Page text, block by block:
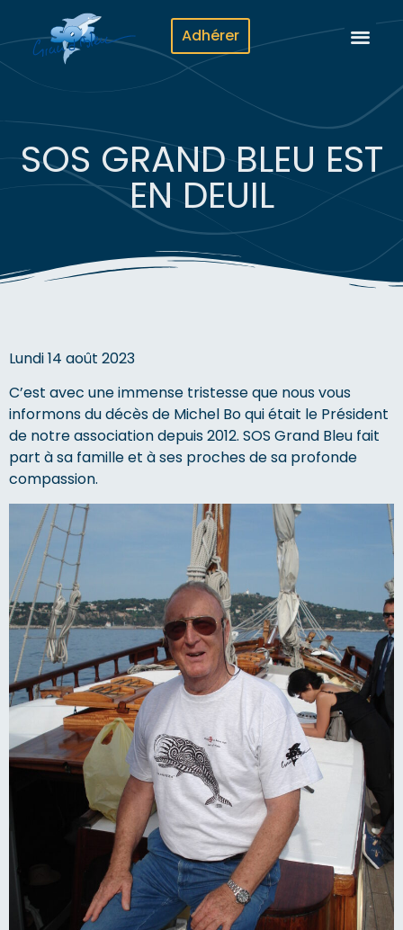
Adhérer
SOS GRAND BLEU EST
EN DEUIL
Lundi 14 août 2023
C’est avec une immense tristesse que nous vous
informons du décès de Michel Bo qui était le Président
de notre association depuis 2012. SOS Grand Bleu fait
part à sa famille et à ses proches de sa profonde
compassion.